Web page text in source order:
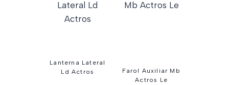
Lanterna Lateral
Ld Actros
Farol Auxiliar Mb
Actros Le